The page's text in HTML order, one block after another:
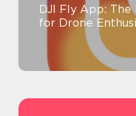
DJI Fly App:
for Drone